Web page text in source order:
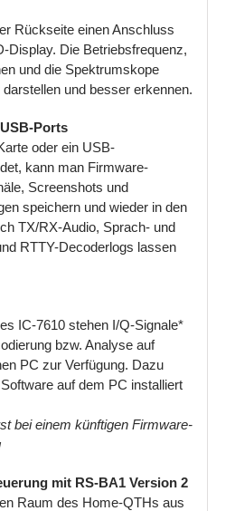
Rückseite einen Anschluss
Display. Die Betriebsfrequenz,
und die Spektrumskope
und besser erkennen.
Ports
oder ein USB-
kann man Firmware-
Screenshots und
speichern und wieder in den
TX/RX-Audio, Sprach- und
RTTY-Decoderlogs lassen
IC-7610 stehen I/Q-Signale*
bzw. Analyse auf
PC zur Verfügung. Dazu
auf dem PC installiert
bei einem künftigen Firmware-
mit RS-BA1 Version 2
Raum des Home-QTHs aus